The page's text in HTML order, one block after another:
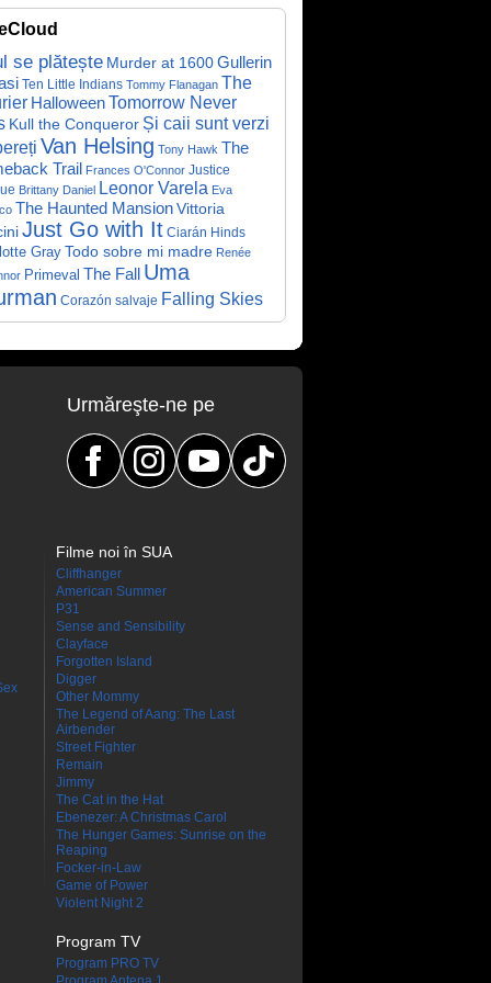
se plătește Murder at 1600Gullerin
Ten Little Indians Tommy Flanagan The
HalloweenTomorrow Never
Kull the Conqueror Și caii sunt verzi
Van Helsing Tony Hawk The
Trail Frances O'Connor Justice
Brittany Daniel Leonor Varela Eva
The Haunted MansionVittoria
Just Go with It Ciarán Hinds
GrayTodo sobre mi madre Renée
Primeval The Fall Uma
Corazón salvaje Falling Skies
Urmăreşte-ne pe
Filme noi în SUA
Cliffhanger
American Summer
P31
Sense and Sensibility
Clayface
Forgotten Island
Digger
Other Mommy
The Legend of Aang: The Last
Airbender
Street Fighter
Remain
Jimmy
The Cat in the Hat
Ebenezer: A Christmas Carol
The Hunger Games: Sunrise on the
Reaping
Focker-in-Law
Game of Power
Violent Night 2
Program TV
Program PRO TV